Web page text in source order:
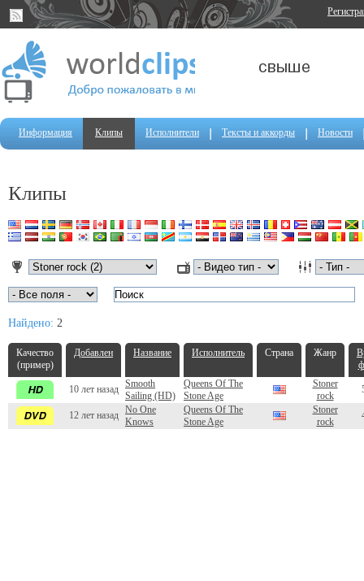
Информация Клипы Исполнители Тексты и аккорды Новости
Клипы
Найдено: 2
Качество
(пример)
Добавлен Название Исполнитель Страна Жанр
10 лет назад
Smooth
Sailing (HD)
Queens Of The
Stone Age
Stoner
rock
12 лет назад
No One
Knows
Queens Of The
Stone Age
Stoner
rock